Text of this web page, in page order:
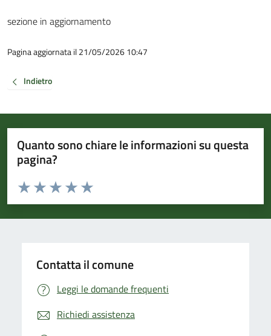
sezione in aggiornamento
Pagina aggiornata il 21/05/2026 10:47
Indietro
Quanto sono chiare le informazioni su questa
pagina?
Valuta da 1 a 5 stelle la pagina
Valuta 5 stelle su 5
Valuta 4 stelle su 5
Valuta 3 stelle su 5
Valuta 2 stelle su 5
Valuta 1 stelle su 5
Contatta il comune
Leggi le domande frequenti
Richiedi assistenza